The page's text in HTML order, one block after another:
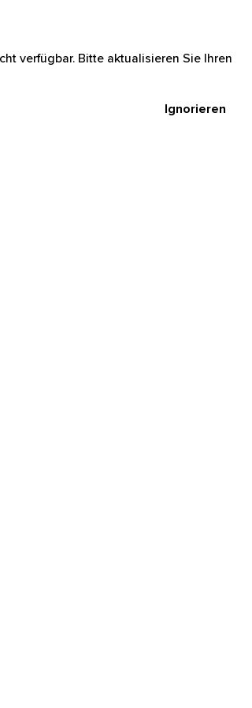
verfügbar. Bitte aktualisieren Sie Ihren
Ignorieren